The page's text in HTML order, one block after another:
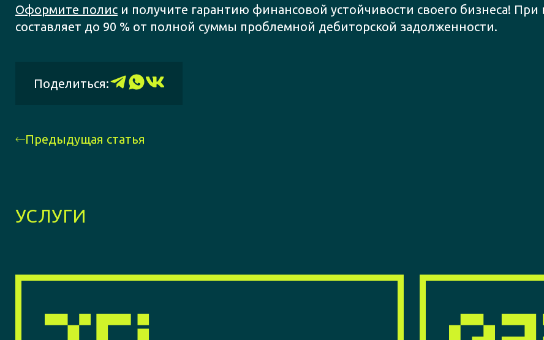
Оформите полис и получите гарантию финансовой устойчивости своего бизнеса!
составляет до 90 % от полной суммы проблемной дебиторской задолженности.
Поделиться:
Предыдущая статья
УСЛУГИ